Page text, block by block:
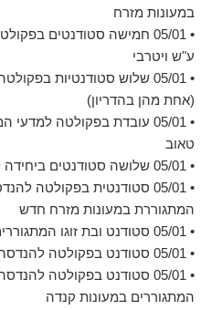
במעונות מזרח
• 05/01 חמישה סטודנטים
ע"ש ויטרבי
• 05/01 שלוש סטודנטיות
(אחת מהן בהדריון)
• 05/01 עובדת בפקולטה
טאוב
• 05/01 שלושה סטודנטים ביחידה ללימודים קדם אקדמיים
• 05/01 סטודנטית בפקולטה
המתגוררת במעונות מזרח חדש
• 05/01 סטודנט ובת זוגו המתגוררים במעונות כפר המשתלמים
• 05/01 סטודנט בפקולטה להנדסה אזרחית וסביבתית
• 05/01 סטודנט בפקולטה
המתגוררים במעונות קנדה